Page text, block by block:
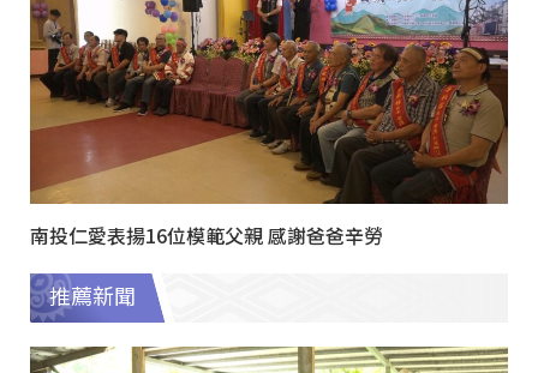
南投仁愛表揚16位模範父親 感謝爸爸辛勞
推薦新聞